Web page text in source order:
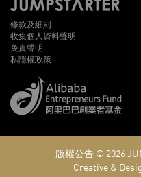
條款及細則
收集個人資料聲明
免責聲明
私隱權政策
版權公告 © 2026
Creative &